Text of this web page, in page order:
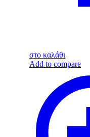
στο καλάθι
Add to compare